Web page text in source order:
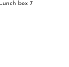
box 7